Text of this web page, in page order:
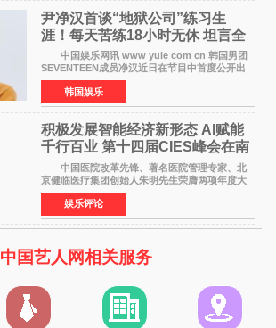
尹净汉首谈“地狱公司”练习生
涯！每天苦练18小时无休 坦言全
靠成员撑过来
中国娱乐网讯 www yule com cn 韩国男团
SEVENTEEN成员净汉近日在节目中首度公开出
道前的残酷练习生经历，并提及经纪公司Pledis
娱乐，引发广泛关注。 在8月2日播出的日本
TBS综艺节目《周
韩国娱乐
积极发展智能经济新形态 Al赋能
千行百业 第十四届CIES峰会在南
京盛大召开
中国医院改革先锋、著名医院管理专家、北
京健临医疗集团创始人朱明先生荣膺两项年度大
奖 2026年7月31日，盛夏金陵，长江之畔，
以重落地·真务实·强链接为主题的2026&lsquo;人
工智能+&rsquo
娱乐评论
中国艺人网相关服务